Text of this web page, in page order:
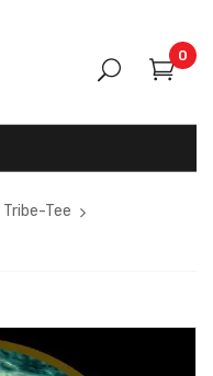
0
Tribe-Tee